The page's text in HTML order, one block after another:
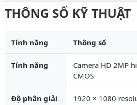
THÔNG SỐ KỸ THUẬT
Tính năng Thông số
Tính năng
Camera HD 2MP
CMOS
Độ phân giải 1920 × 1080